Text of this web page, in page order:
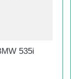
535i